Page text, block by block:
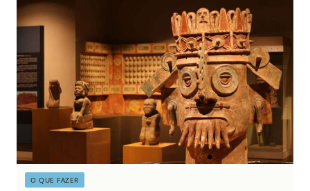
O QUE FAZER